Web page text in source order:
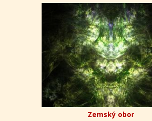
Zemský obor